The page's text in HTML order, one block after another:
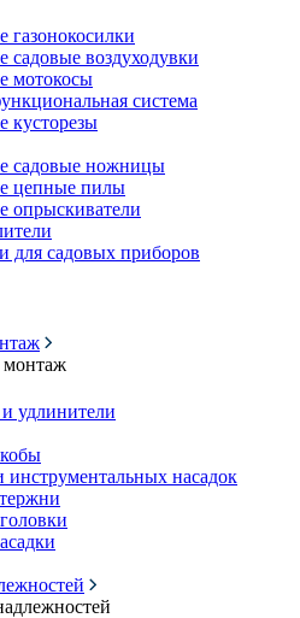
газонокосилки
садовые воздуходувки
мотокосы
система
кусторезы
садовые ножницы
цепные пилы
опрыскиватели
для садовых приборов
монтаж
удлинители
инструментальных насадок